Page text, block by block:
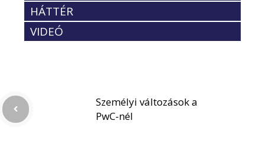
HÁTTÉR
VIDEÓ
Személyi változások a
PwC-nél